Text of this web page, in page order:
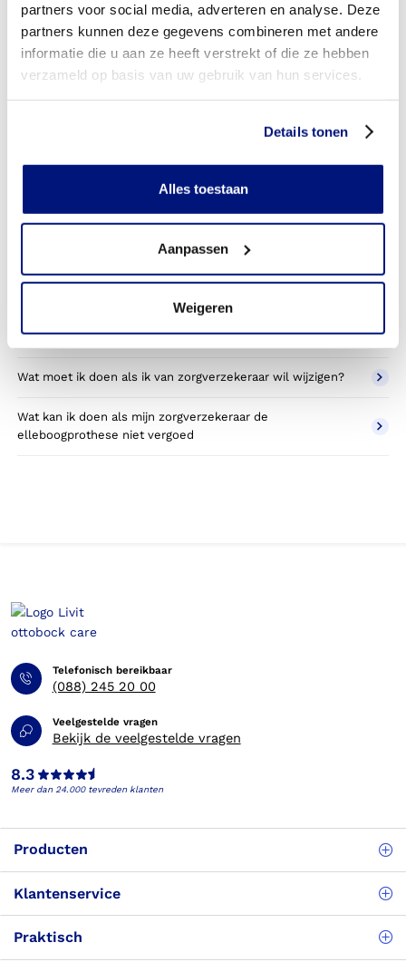
partners voor social media, adverteren en analyse. Deze
partners kunnen deze gegevens combineren met andere
informatie die u aan ze heeft verstrekt of die ze hebben
verzameld op basis van uw gebruik van hun services.
Details tonen
Alles toestaan
Aanpassen
Weigeren
Wordt de elleboogprothese geleverd onder de bruikleen of
lease regeling van uw zorgverzekering?
Wanneer mag mijn elleboogprothese vervangen worden?
Heb ik voor de vergoeding van mijn elleboogprothese
toestemming nodig van mijn zorgverzekeraar?
Kan ik een reserve elleboogprothese vergoed krijgen?
Wat valt er binnen de vergoeding van een
Wordt een elleboogprothese die ik gebruik voor sporten
Betaal ik een eigen bijdrage voor de elleboogprothese?
Wat moet ik doen als ik van zorgverzekeraar wil wijzigen?
Wat kan ik doen als mijn zorgverzekeraar de
elleboogprothese niet vergoed
Telefonisch bereikbaar
(088) 245 20 00
Veelgestelde vragen
Bekijk de veelgestelde vragen
8.3
Meer dan 24.000 tevreden klanten
Producten
Klantenservice
Praktisch